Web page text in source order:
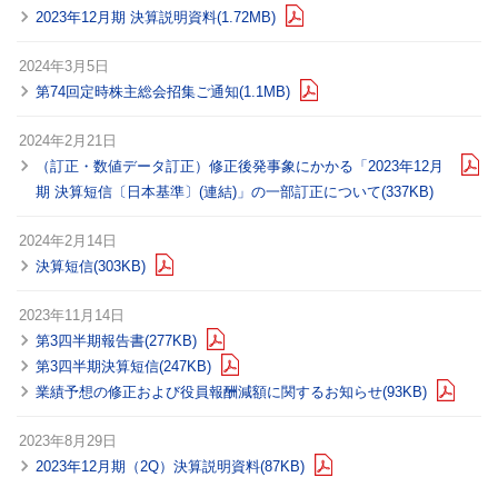
2023年12月期 決算説明資料(1.72MB)
2024年3月5日
第74回定時株主総会招集ご通知(1.1MB)
2024年2月21日
（訂正・数値データ訂正）修正後発事象にかかる「2023年12月
期 決算短信〔日本基準〕(連結)」の一部訂正について(337KB)
2024年2月14日
決算短信(303KB)
2023年11月14日
第3四半期報告書(277KB)
第3四半期決算短信(247KB)
業績予想の修正および役員報酬減額に関するお知らせ(93KB)
2023年8月29日
2023年12月期（2Q）決算説明資料(87KB)